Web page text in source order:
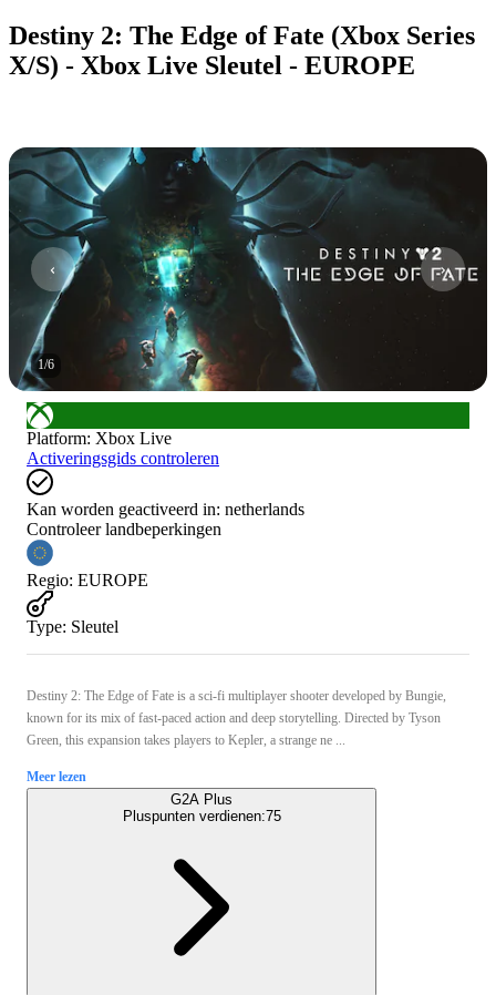
Destiny 2: The Edge of Fate (Xbox Series
X/S) - Xbox Live Sleutel - EUROPE
1/6
Platform: Xbox Live
Activeringsgids controleren
Kan worden geactiveerd in: netherlands
Controleer landbeperkingen
Regio: EUROPE
Type: Sleutel
Destiny 2: The Edge of Fate is a sci-fi multiplayer shooter developed by Bungie,
known for its mix of fast-paced action and deep storytelling. Directed by Tyson
Green, this expansion takes players to Kepler, a strange ne ...
Meer lezen
G2A Plus
Pluspunten verdienen:75